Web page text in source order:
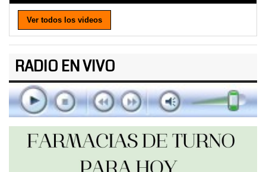
Ver todos los videos
RADIO EN VIVO